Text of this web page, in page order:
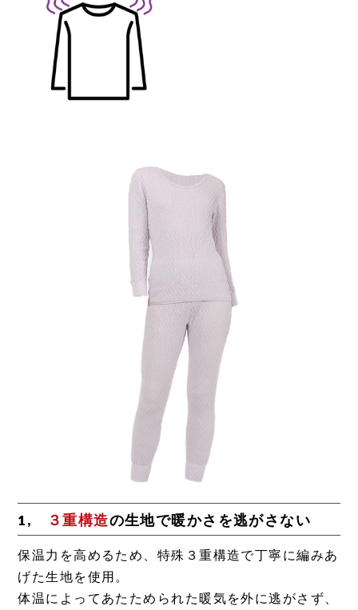
1, ３重構造の生地で暖かさを逃がさない
保温力を高めるため、特殊３重構造で丁寧に編みあ
げた生地を使用。
体温によってあたためられた暖気を外に逃がさず、